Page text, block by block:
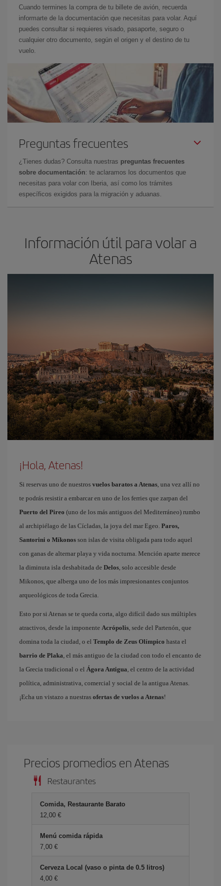
Cuando termines la compra de tu billete de avión, recuerda
informarte de la documentación que necesitas para volar. Aquí
puedes consultar si requieres visado, pasaporte, seguro o
cualquier otro documento, según el origen y el destino de tu
vuelo.
Preguntas frecuentes
¿Tienes dudas? Consulta nuestras preguntas frecuentes
sobre documentación: te aclaramos los documentos que
necesitas para volar con Iberia, así como los trámites
específicos exigidos para la migración y aduanas.
Información útil para volar a
Atenas
¡Hola, Atenas!
Si reservas uno de nuestros vuelos baratos a Atenas, una vez allí no
te podrás resistir a embarcar en uno de los ferries que zarpan del
Puerto del Pireo (uno de los más antiguos del Mediterráneo) rumbo
al archipiélago de las Cícladas, la joya del mar Egeo. Paros,
Santorini o Míkonos son islas de visita obligada para todo aquel
con ganas de alternar playa y vida nocturna. Mención aparte merece
la diminuta isla deshabitada de Delos, solo accesible desde
Mikonos, que alberga uno de los más impresionantes conjuntos
arqueológicos de toda Grecia.
Esto por si Atenas se te queda corta, algo difícil dado sus múltiples
atractivos, desde la imponente Acrópolis, sede del Partenón, que
domina toda la ciudad, o el Templo de Zeus Olímpico hasta el
barrio de Plaka, el más antiguo de la ciudad con todo el encanto de
la Grecia tradicional o el Ágora Antigua, el centro de la actividad
política, administrativa, comercial y social de la antigua Atenas.
¡Echa un vistazo a nuestras ofertas de vuelos a Atenas!
Precios promedios en Atenas
Restaurantes
Comida, Restaurante Barato
12,00 €
Menú comida rápida
7,00 €
Cerveza Local (vaso o pinta de 0.5 litros)
4,00 €